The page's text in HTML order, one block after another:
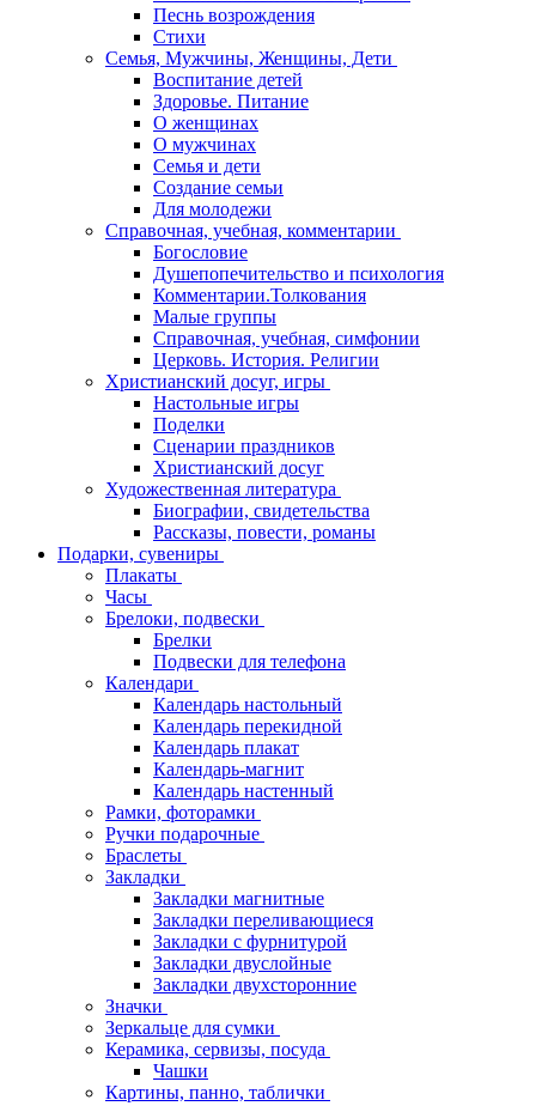
Песнь возрождения
Стихи
Семья, Мужчины, Женщины, Дети
Воспитание детей
Здоровье. Питание
О женщинах
О мужчинах
Семья и дети
Создание семьи
Для молодежи
Справочная, учебная, комментарии
Богословие
Душепопечительство и психология
Комментарии.Толкования
Малые группы
Справочная, учебная, симфонии
Церковь. История. Религии
Христианский досуг, игры
Настольные игры
Поделки
Сценарии праздников
Христианский досуг
Художественная литература
Биографии, свидетельства
Рассказы, повести, романы
Подарки, сувениры
Плакаты
Часы
Брелоки, подвески
Брелки
Подвески для телефона
Календари
Календарь настольный
Календарь перекидной
Календарь плакат
Календарь-магнит
Календарь настенный
Рамки, фоторамки
Ручки подарочные
Браслеты
Закладки
Закладки магнитные
Закладки переливающиеся
Закладки с фурнитурой
Закладки двуслойные
Закладки двухсторонние
Значки
Зеркальце для сумки
Керамика, сервизы, посуда
Чашки
Картины, панно, таблички